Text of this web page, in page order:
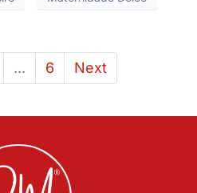
... 6 Next